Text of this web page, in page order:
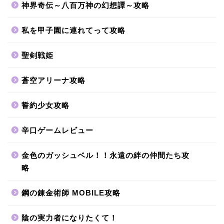
神界奇伝～八百万神の幻想譚～攻略
私を甲子園に連れてって攻略
聖剣戦姫
蒼空アリーナ攻略
誓約少女攻略
辛口ゲームレビュー
金色のガッシュベル！！永遠の絆の仲間たち攻
略
鋼の錬金術師 MOBILE攻略
陰の実力者になりたくて！